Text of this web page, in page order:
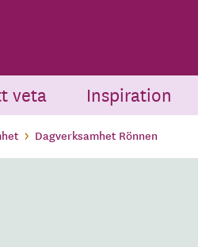
veta Inspiration
Dagverksamhet Rönnen